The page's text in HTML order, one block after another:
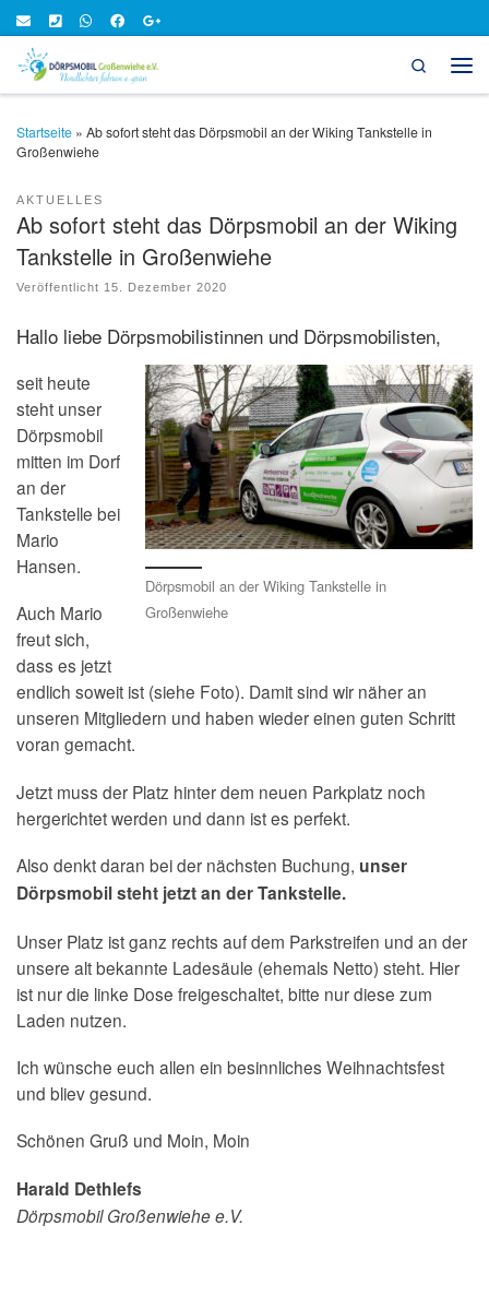
Zum Inhalt springen
Search
Startseite » Ab sofort steht das Dörpsmobil an der Wiking Tankstelle in
Großenwiehe
AKTUELLES
Ab sofort steht das Dörpsmobil an der Wiking
Tankstelle in Großenwiehe
Veröffentlicht 15. Dezember 2020
Hallo liebe Dörpsmobilistinnen und Dörpsmobilisten,
Dörpsmobil an der Wiking Tankstelle in
Großenwiehe
seit heute
steht unser
Dörpsmobil
mitten im Dorf
an der
Tankstelle bei
Mario
Hansen.
Auch Mario
freut sich,
dass es jetzt
endlich soweit ist (siehe Foto). Damit sind wir näher an
unseren Mitgliedern und haben wieder einen guten Schritt
voran gemacht.
Jetzt muss der Platz hinter dem neuen Parkplatz noch
hergerichtet werden und dann ist es perfekt.
Also denkt daran bei der nächsten Buchung, unser
Dörpsmobil steht jetzt an der Tankstelle.
Unser Platz ist ganz rechts auf dem Parkstreifen und an der
unsere alt bekannte Ladesäule (ehemals Netto) steht. Hier
ist nur die linke Dose freigeschaltet, bitte nur diese zum
Laden nutzen.
Ich wünsche euch allen ein besinnliches Weihnachtsfest
und bliev gesund.
Schönen Gruß und Moin, Moin
Harald Dethlefs
Dörpsmobil Großenwiehe e.V.